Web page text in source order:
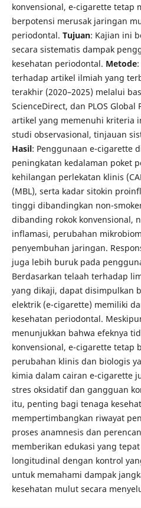
konvensional, e-cigarette tetap
berpotensi merusak jaringan
periodontal. Tujuan: Kajian ini
secara sistematis dampak
kesehatan periodontal. Metode
terhadap artikel ilmiah yang
terakhir (2020–2025) melalui
ScienceDirect, dan PLOS Global
artikel yang memenuhi kriteria
studi observasional, tinjauan
Hasil: Penggunaan e-cigarette
peningkatan kedalaman poket
kehilangan perlekatan klinis
(MBL), serta kadar sitokin
tinggi dibandingkan non-
dibanding rokok konvensional,
inflamasi, perubahan
penyembuhan jaringan.
juga lebih buruk pada
Berdasarkan telaah terhadap
yang dikaji, dapat disimpulkan
elektrik (e-cigarette) memiliki
kesehatan periodontal.
menunjukkan bahwa efeknya
konvensional, e-cigarette tetap
perubahan klinis dan biologis
kimia dalam cairan e-cigarette
stres oksidatif dan gangguan
itu, penting bagi tenaga
mempertimbangkan riwayat
proses anamnesis dan
memberikan edukasi yang
longitudinal dengan kontrol
untuk memahami dampak
kesehatan mulut secara